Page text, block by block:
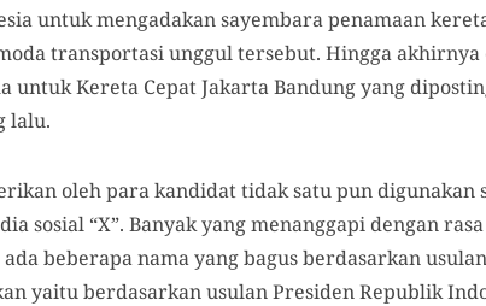
untuk mengadakan sayembara penamaan
transportasi unggul tersebut. Hingga
untuk Kereta Cepat Jakarta Bandung yang
lalu.
oleh para kandidat tidak satu pun digunakan
sosial “X”. Banyak yang menanggapi dengan
beberapa nama yang bagus berdasarkan
yaitu berdasarkan usulan Presiden Republik